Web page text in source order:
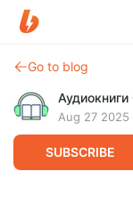
Go to blog
Aug 27 2025
SUBSCRIBE